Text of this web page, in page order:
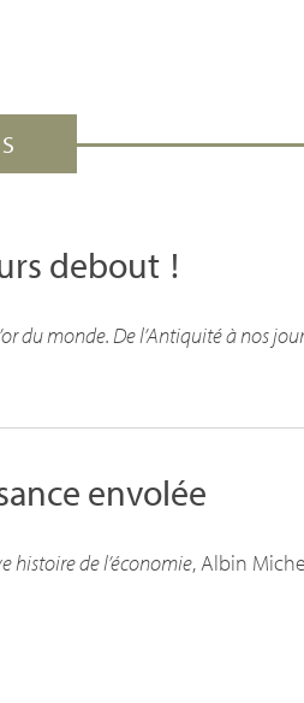
debout !
du monde. De l’Antiquité à nos
envolée
histoire de l’économie, Albin